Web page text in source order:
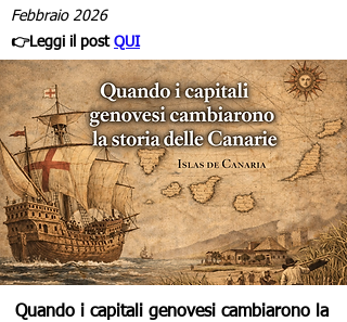
Febbraio 2026
👉Leggi il post QUI
Quando i capitali genovesi cambiarono la